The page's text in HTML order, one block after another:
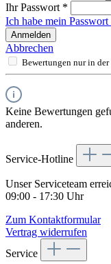
Ihr Passwort *
Ich habe mein Passwort
Anmelden
Abbrechen
Bewertungen nur in
Keine Bewertungen
anderen.
Service-Hotline
Unser Serviceteam
09:00 - 17:30 Uhr
Zum Kontaktformular
Vertrag widerrufen
Service